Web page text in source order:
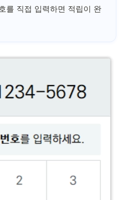
를 직접 입력하면 적립이 완